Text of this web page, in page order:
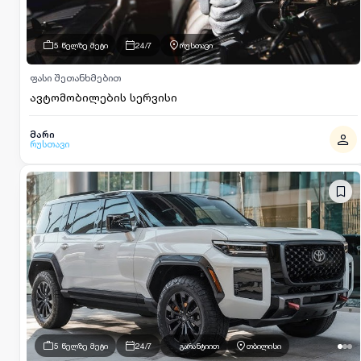
5 წელზე მეტი 24/7 რუსთავი
ავტომობილების სერვისი
ფასი შეთანხმებით
მარი
რუსთავი
5 წელზე მეტი 24/7 გარანტიით თბილისი